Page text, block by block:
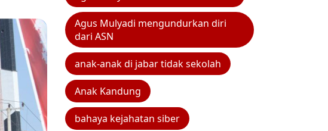
Agus Mulyadi mengundurkan diri
dari ASN
anak-anak di jabar tidak sekolah
Anak Kandung
bahaya kejahatan siber